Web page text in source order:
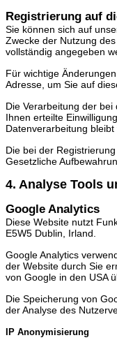
Registrierung auf
Sie können sich auf
Zwecke der Nutzung
vollständig angegeben
Für wichtige
Adresse, um Sie auf
Die Verarbeitung der
Ihnen erteilte
Datenverarbeitung
Die bei der
Gesetzliche
4. Analyse Tools
Google Analytics
Diese Website nutzt
E5W5 Dublin, Irland.
Google Analytics
der Website durch Sie
von Google in den USA
Die Speicherung von
der Analyse des
IP Anonymisierung